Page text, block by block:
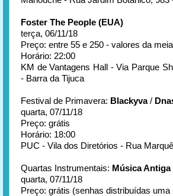
Foster The People (EUA)
terça, 06/11/18
Preço: entre 55 e 250 - valores da meia
Horário: 22:00
KM de Vantagens Hall - Via Parque
- Barra da Tijuca
Festival de Primavera: Blackyva/
quarta, 07/11/18
Preço: grátis
Horário: 18:00
PUC - Vila dos Diretórios - Rua
Quartas Instrumentais: Música Antiga
quarta, 07/11/18
Preço: grátis (senhas distribuídas uma